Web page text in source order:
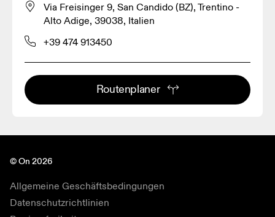
Via Freisinger 9, San Candido (BZ), Trentino -
Alto Adige, 39038, Italien
+39 474 913450
Routenplaner
© On 2026
Allgemeine Geschäftsbedingungen
Datenschutzrichtlinien